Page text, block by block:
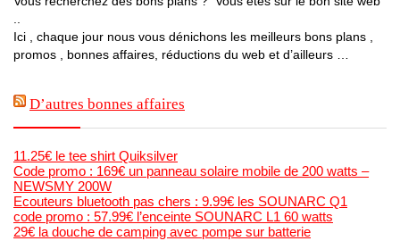
..
Ici , chaque jour nous vous dénichons les meilleurs bons plans ,
promos , bonnes affaires, réductions du web et d’ailleurs …
D’autres bonnes affaires
11.25€ le tee shirt Quiksilver
Code promo : 169€ un panneau solaire mobile de 200 watts –
NEWSMY 200W
Ecouteurs bluetooth pas chers : 9.99€ les SOUNARC Q1
code promo : 57.99€ l’enceinte SOUNARC L1 60 watts
29€ la douche de camping avec pompe sur batterie